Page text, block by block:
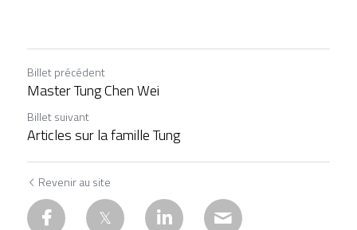
Billet précédent
Master Tung Chen Wei
Billet suivant
Articles sur la famille Tung
Revenir au site